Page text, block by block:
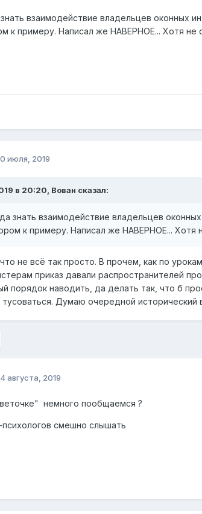
взаимодействие владельцев оконных
к примеру. Написал же НАВЕРНОЕ... Хотя не
июля, 2019
в 20:20, Вован сказал:
знать взаимодействие владельцев
к примеру. Написал же НАВЕРНОЕ... Хотя
не всё так просто. В прочем, как по
приказ давали распространителей
порядок наводить, да делать так, что б
Думаю очередной исторический
августа, 2019
немного пообщаемся ?
психологов смешно слышать